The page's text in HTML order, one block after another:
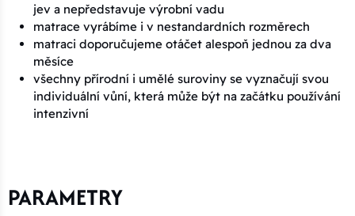
jev a nepředstavuje výrobní vadu
matrace vyrábíme i v nestandardních rozměrech
matraci doporučujeme otáčet alespoň jednou za dva
měsíce
všechny přírodní i umělé suroviny se vyznačují svou
individuální vůní, která může být na začátku používání
intenzivní
PARAMETRY